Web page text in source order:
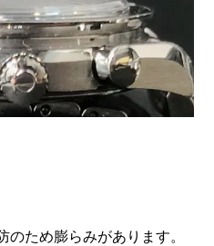
ため膨らみがあります。